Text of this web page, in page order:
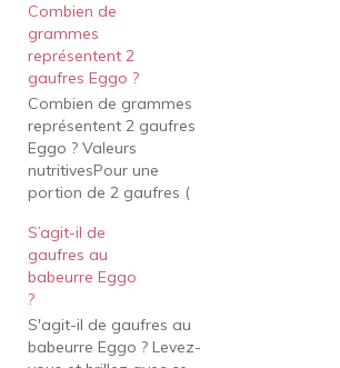
ont obtenu un solide
76,5% Eggo a-t-il arrêté
de faire des gaufres au
blé entier ?
Malheureusement, nos
gaufres Nutri Grain
n'avaient pas assez de
fans…
Combien de
grammes
représentent 2
gaufres Eggo ?
Combien de grammes
représentent 2 gaufres
Eggo ? Valeurs
nutritivesPour une
portion de 2 gaufres (
y a-t-il dans Kellogg's,
Eggo, Waffles,
Homestyle ? Quantité de
calories dans Kellogg's,
Eggo, Waffles,
Homestyle : Calories
S’agit-il de
gaufres au
babeurre Eggo
?
S'agit-il de gaufres au
babeurre Eggo ? Levez-